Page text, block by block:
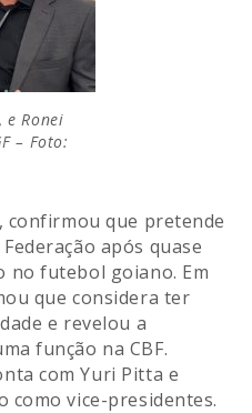
e Ronei
– Foto:
confirmou que pretende
após quase
no futebol goiano. Em
que considera ter
e revelou a
função na CBF.
com Yuri Pitta e
como vice-presidentes.